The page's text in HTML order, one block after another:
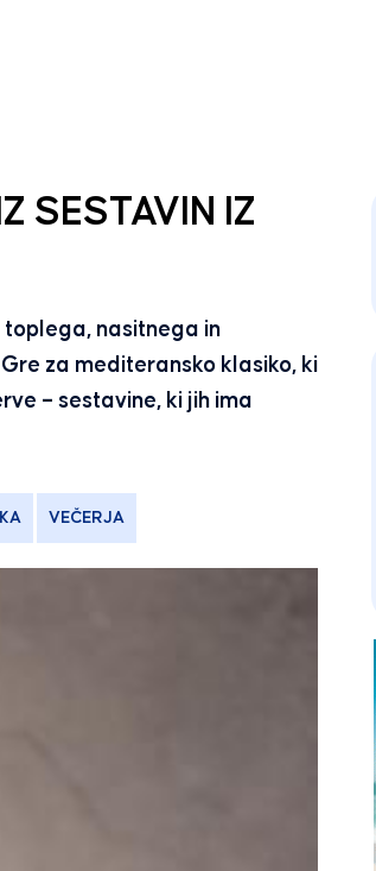
SESTAVIN IZ
toplega, nasitnega in
za mediteransko klasiko, ki
– sestavine, ki jih ima
VEČERJA